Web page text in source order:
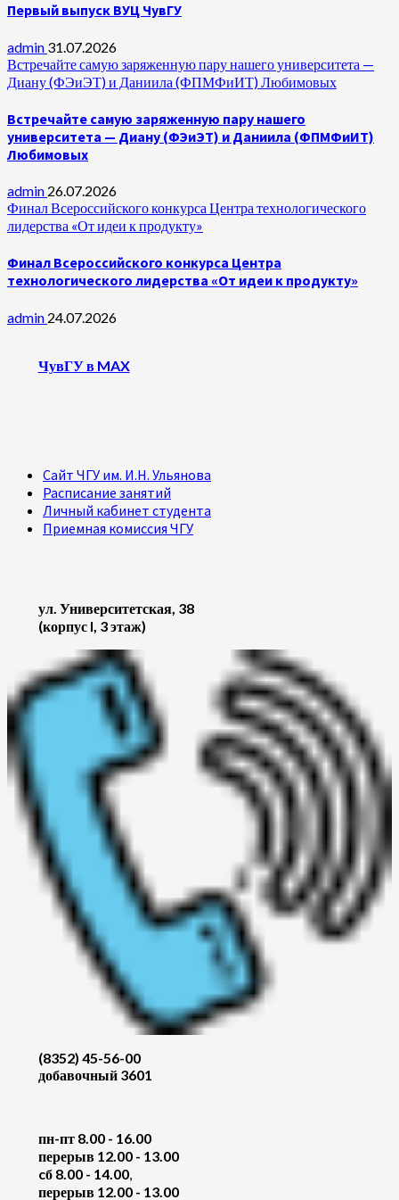
Первый выпуск ВУЦ ЧувГУ
admin 31.07.2026
Встречайте самую заряженную пару нашего университета —
Диану (ФЭиЭТ) и Даниила (ФПМФиИТ) Любимовых
Встречайте самую заряженную пару нашего
университета — Диану (ФЭиЭТ) и Даниила (ФПМФиИТ)
Любимовых
admin 26.07.2026
Финал Всероссийского конкурса Центра технологического
лидерства «От идеи к продукту»
Финал Всероссийского конкурса Центра
технологического лидерства «От идеи к продукту»
admin 24.07.2026
ЧувГУ в MAX
Сайт ЧГУ им. И.Н. Ульянова
Расписание занятий
Личный кабинет студента
Приемная комиссия ЧГУ
ул. Университетская, 38
(корпус I, 3 этаж)
(8352) 45-56-00
добавочный 3601
пн-пт 8.00 - 16.00
перерыв 12.00 - 13.00
cб 8.00 - 14.00,
перерыв 12.00 - 13.00